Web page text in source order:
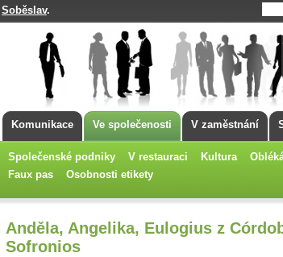
Soběslav.
Komunikace Ve společenosti V zaměstnání
Společenské podniky V restauraci Kultura
Faux pas
Osobnosti etikety
Anděla, Angelika, Eulogius z
Sofronios